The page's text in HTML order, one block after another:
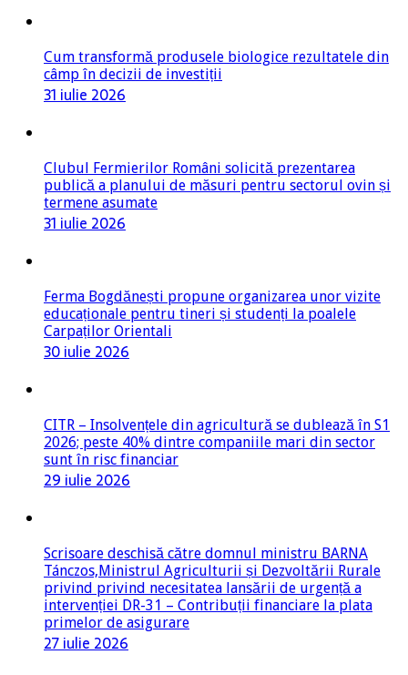
Cum transformă produsele biologice rezultatele din
câmp în decizii de investiții
31 iulie 2026
Clubul Fermierilor Români solicită prezentarea
publică a planului de măsuri pentru sectorul ovin și
termene asumate
31 iulie 2026
Ferma Bogdănești propune organizarea unor vizite
educaționale pentru tineri și studenți la poalele
Carpaților Orientali
30 iulie 2026
CITR – Insolvențele din agricultură se dublează în S1
2026; peste 40% dintre companiile mari din sector
sunt în risc financiar
29 iulie 2026
Scrisoare deschisă către domnul ministru BARNA
Tánczos,Ministrul Agriculturii și Dezvoltării Rurale
privind privind necesitatea lansării de urgență a
intervenției DR-31 – Contribuții financiare la plata
primelor de asigurare
27 iulie 2026